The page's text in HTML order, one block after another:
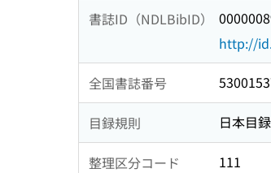
書誌ID（NDLBibID）
http://
全国書誌番号
目録規則 日本目
整理区分コード 111